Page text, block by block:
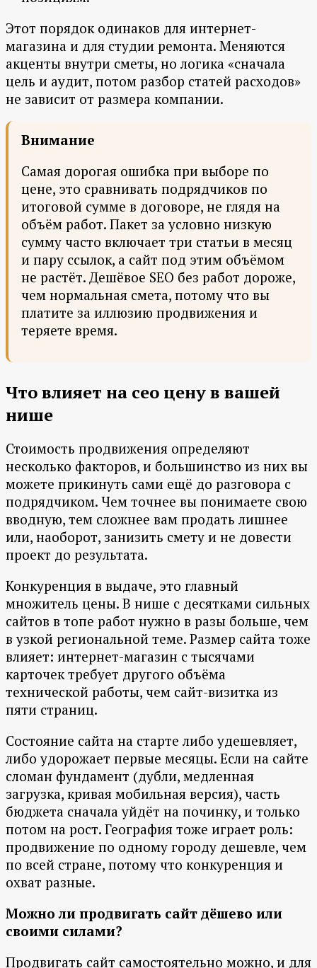
Этот порядок одинаков для интернет-
магазина и для студии ремонта. Меняются
акценты внутри сметы, но логика «сначала
цель и аудит, потом разбор статей расходов»
не зависит от размера компании.
Внимание
Самая дорогая ошибка при выборе по
цене, это сравнивать подрядчиков по
итоговой сумме в договоре, не глядя на
объём работ. Пакет за условно низкую
сумму часто включает три статьи в месяц
и пару ссылок, а сайт под этим объёмом
не растёт. Дешёвое SEO без работ дороже,
чем нормальная смета, потому что вы
платите за иллюзию продвижения и
теряете время.
Что влияет на сео цену в вашей
нише
Стоимость продвижения определяют
несколько факторов, и большинство из них вы
можете прикинуть сами ещё до разговора с
подрядчиком. Чем точнее вы понимаете свою
вводную, тем сложнее вам продать лишнее
или, наоборот, занизить смету и не довести
проект до результата.
Конкуренция в выдаче, это главный
множитель цены. В нише с десятками сильных
сайтов в топе работ нужно в разы больше, чем
в узкой региональной теме. Размер сайта тоже
влияет: интернет-магазин с тысячами
карточек требует другого объёма
технической работы, чем сайт-визитка из
пяти страниц.
Состояние сайта на старте либо удешевляет,
либо удорожает первые месяцы. Если на сайте
сломан фундамент (дубли, медленная
загрузка, кривая мобильная версия), часть
бюджета сначала уйдёт на починку, и только
потом на рост. География тоже играет роль:
продвижение по одному городу дешевле, чем
по всей стране, потому что конкуренция и
охват разные.
Можно ли продвигать сайт дёшево или
своими силами?
Продвигать сайт самостоятельно можно, и для